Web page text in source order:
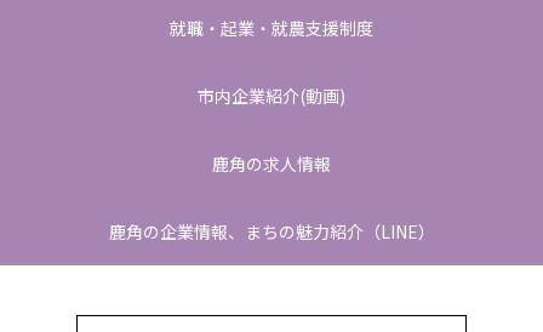
就職・起業・就農支援制度
市内企業紹介(動画)
鹿角の求人情報
鹿角の企業情報、 まちの魅力紹介（LINE）